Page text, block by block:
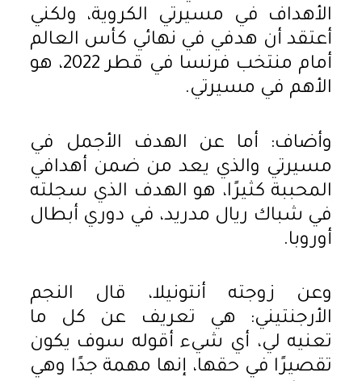
الأهداف في مسيرتي الكروية، ولكني
أعتقد أن هدفي في نهائي كأس العالم
أمام منتخب فرنسا في قطر 2022، هو
الأهم في مسيرتي.
وأضاف: أما عن الهدف الأجمل في
مسيرتي والذي يعد من ضمن أهدافي
المحببة كثيرًا، هو الهدف الذي سجلته
في شباك ريال مدريد، في دوري أبطال
أوروبا.
وعن زوجته أنتونيلا، قال النجم
الأرجنتيني: هي تعريف عن كل ما
تعنيه لي، أي شيء أقوله سوف يكون
تقصيرًا في حقها، إنها مهمة جدًا وهي